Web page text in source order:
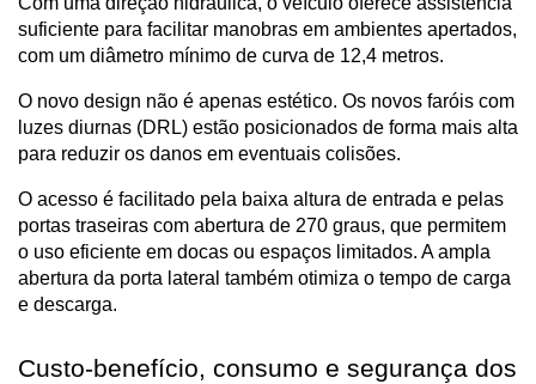
suficiente para facilitar manobras em ambientes apertados,
com um diâmetro mínimo de curva de 12,4 metros.
O novo design não é apenas estético. Os novos faróis com
luzes diurnas (DRL) estão posicionados de forma mais alta
para reduzir os danos em eventuais colisões.
O acesso é facilitado pela baixa altura de entrada e pelas
portas traseiras com abertura de 270 graus, que permitem
o uso eficiente em docas ou espaços limitados. A ampla
abertura da porta lateral também otimiza o tempo de carga
e descarga.
Custo-benefício, consumo e segurança dos